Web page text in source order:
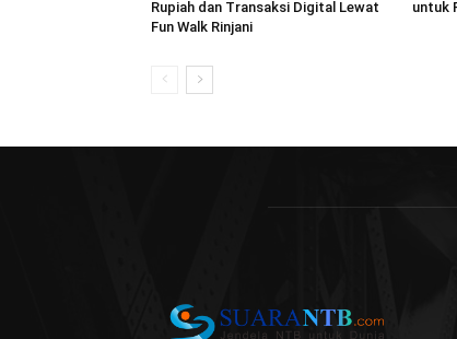
Rupiah dan Transaksi Digital Lewat
Fun Walk Rinjani
untuk